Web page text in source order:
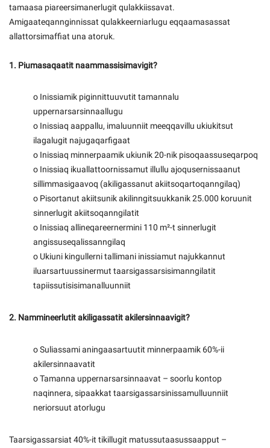
tamaasa piareersimanerlugit qulakkiissavat.
Amigaateqannginnissat qulakkeerniarlugu eqqaamasassat
allattorsimaffiat una atoruk.
1. Piumasaqaatit naammassisimavigit?
o Inissiamik piginnittuuvutit tamannalu
uppernarsarsinnaallugu
o Inissiaq aappallu, imaluunniit meeqqavillu ukiukitsut
ilagalugit najugaqarfigaat
o Inissiaq minnerpaamik ukiunik 20-nik pisoqaassuseqarpoq
o Inissiaq ikuallattoornissamut illullu ajoqusernissaanut
sillimmasigaavoq (akiligassanut akiitsoqartoqanngilaq)
o Pisortanut akiitsunik akilinngitsuukkanik 25.000 koruunit
sinnerlugit akiitsoqanngilatit
o Inissiaq allineqareernermini 110 m²-t sinnerlugit
angissuseqalissanngilaq
o Ukiuni kingullerni tallimani inissiamut najukkannut
iluarsartuussinermut taarsigassarsisimanngilatit
tapiissutisisimanalluunniit
2. Nammineerlutit akiligassatit akilersinnaavigit?
o Suliassami aningaasartuutit minnerpaamik 60%-ii
akilersinnaavatit
o Tamanna uppernarsarsinnaavat – soorlu kontop
naqinnera, sipaakkat taarsigassarsinissamulluunniit
neriorsuut atorlugu
Taarsigassarsiat 40%-it tikillugit matussutaasussaapput –